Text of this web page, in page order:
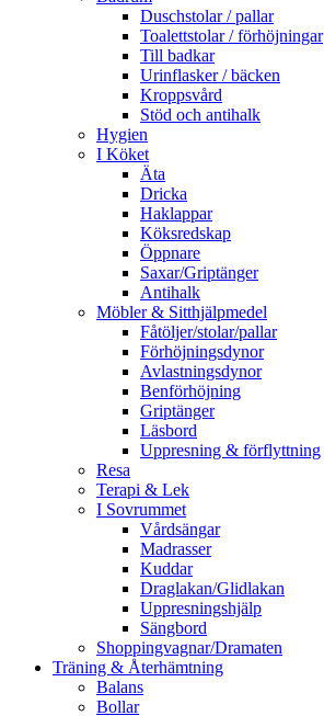
Duschstolar / pallar
Toalettstolar / förhöjningar
Till badkar
Urinflasker / bäcken
Kroppsvård
Stöd och antihalk
Hygien
I Köket
Äta
Dricka
Haklappar
Köksredskap
Öppnare
Saxar/Griptänger
Antihalk
Möbler & Sitthjälpmedel
Fåtöljer/stolar/pallar
Förhöjningsdynor
Avlastningsdynor
Benförhöjning
Griptänger
Läsbord
Uppresning & förflyttning
Resa
Terapi & Lek
I Sovrummet
Vårdsängar
Madrasser
Kuddar
Draglakan/Glidlakan
Uppresningshjälp
Sängbord
Shoppingvagnar/Dramaten
Träning & Återhämtning
Balans
Bollar